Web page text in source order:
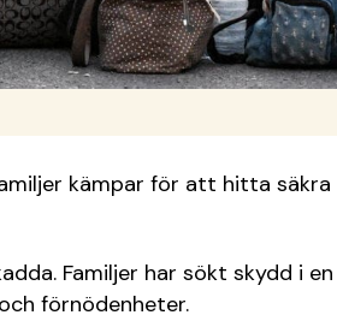
kämpar för att hitta
Familjer har sökt skydd i
förnödenheter.